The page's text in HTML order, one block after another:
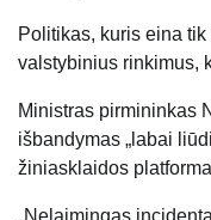
Politikas, kuris eina
valstybinius rinkimus,
Ministras pirmininkas
išbandymas „labai
žiniasklaidos